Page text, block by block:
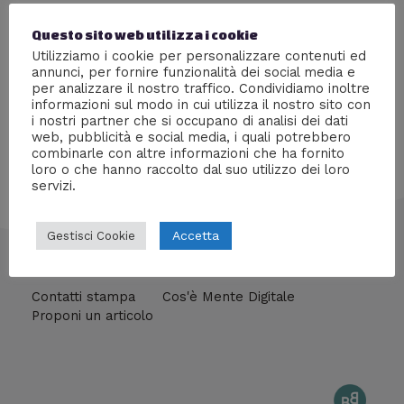
Entra nel folle mondo del più elusivo e subdolo seriale
killer occidentale
Contatti stampa
Cos'è Mente Digitale
Proponi un articolo
Questo sito web utilizza i cookie
Utilizziamo i cookie per personalizzare contenuti ed
annunci, per fornire funzionalità dei social media e
per analizzare il nostro traffico. Condividiamo inoltre
informazioni sul modo in cui utilizza il nostro sito con
i nostri partner che si occupano di analisi dei dati
web, pubblicità e social media, i quali potrebbero
combinarle con altre informazioni che ha fornito
loro o che hanno raccolto dal suo utilizzo dei loro
servizi.
Gestisci Cookie Accetta